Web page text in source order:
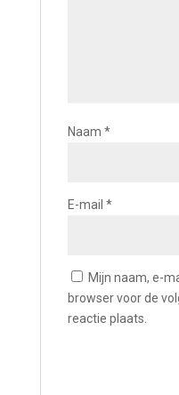
Naam *
E-mail *
Mijn naam, e-
browser voor de
reactie plaats.